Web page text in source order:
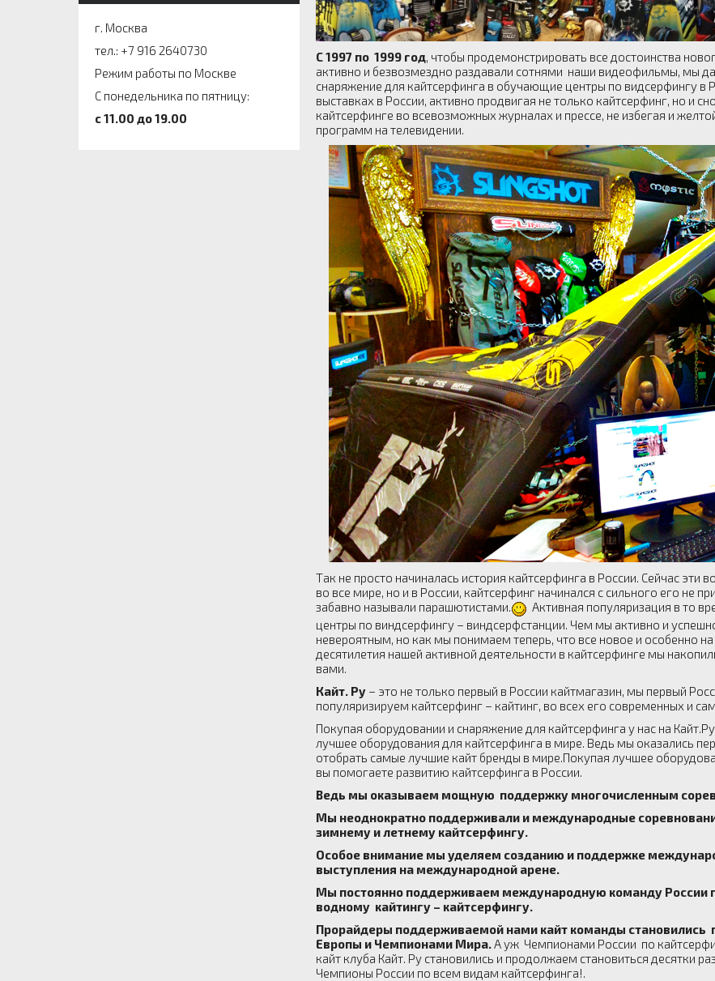
г. Москва
тел.: +7 916 2640730
Режим работы по Москве
С понедельника по пятницу:
c 11.00 до 19.00
С 1997 по 1999 год, чтобы продемонстрировать все достоинства
активно и безвозмездно раздавали сотнями наши видеофильмы, мы
снаряжение для кайтсерфинга в обучающие центры по видсерфингу в
выставках в России, активно продвигая не только кайтсерфинг, но и
кайтсерфинге во всевозможных журналах и прессе, не избегая и
программ на телевидении.
Так не просто начиналась история кайтсерфинга в России. Сейчас
во все мире, но и в России, кайтсерфинг начинался с сильного его не
забавно называли парашютистами.
Активная популяризация в то
центры по виндсерфингу – виндсерфстанции. Чем мы активно и
невероятным, но как мы понимаем теперь, что все новое и особенно
десятилетия нашей активной деятельности в кайтсерфинге мы
вами.
Кайт. Ру – это не только первый в России кайтмагазин, мы первый
популяризируем кайтсерфинг – кайтинг, во всех его современных и
Покупая оборудовании и снаряжение для кайтсерфинга у нас на
лучшее оборудования для кайтсерфинга в мире. Ведь мы оказались
отобрать самые лучшие кайт бренды в мире.Покупая лучшее
вы помогаете развитию кайтсерфинга в России.
Ведь мы оказываем мощную поддержку многочисленным
Мы неоднократно поддерживали и международные
зимнему и летнему кайтсерфингу.
Особое внимание мы уделяем созданию и поддержке
выступления на международной арене.
Мы постоянно поддерживаем международную команду России
водному кайтингу – кайтсерфингу.
Прорайдеры поддерживаемой нами кайт команды
Европы и Чемпионами Мира. А уж Чемпионами России по
кайт клуба Кайт. Ру становились и продолжаем становиться десятки
Чемпионы России по всем видам кайтсерфинга!.